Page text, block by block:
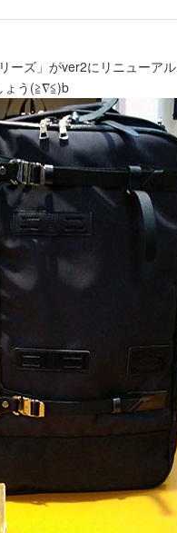
ーズ」がver2にリニューア
ょう(≧∇≦)b